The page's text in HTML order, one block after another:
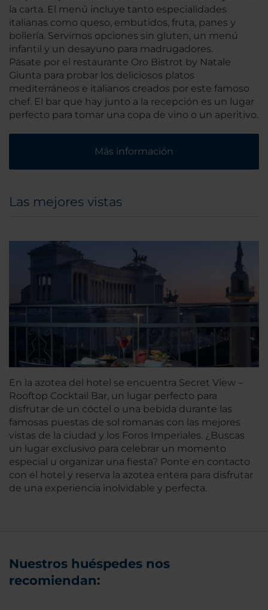
la carta. El menú incluye tanto especialidades
italianas como queso, embutidos, fruta, panes y
bollería. Servimos opciones sin gluten, un menú
infantil y un desayuno para madrugadores.
Pásate por el restaurante Oro Bistrot by Natale
Giunta para probar los deliciosos platos
mediterráneos e italianos creados por este famoso
chef. El bar que hay junto a la recepción es un lugar
perfecto para tomar una copa de vino o un aperitivo.
Más información
Las mejores vistas
En la azotea del hotel se encuentra Secret View –
Rooftop Cocktail Bar, un lugar perfecto para
disfrutar de un cóctel o una bebida durante las
famosas puestas de sol romanas con las mejores
vistas de la ciudad y los Foros Imperiales. ¿Buscas
un lugar exclusivo para celebrar un momento
especial u organizar una fiesta? Ponte en contacto
con el hotel y reserva la azotea entera para disfrutar
de una experiencia inolvidable y perfecta.
Nuestros huéspedes nos
recomiendan: